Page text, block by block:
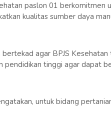
paslon 01 berkomitmen
kualitas sumber daya
agar BPJS
pendidikan tinggi agar dapat
untuk bidang